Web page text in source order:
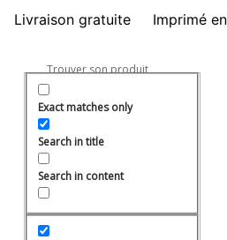
Livraison gratuite Imprimé
Exact matches only
Search in title
Search in content